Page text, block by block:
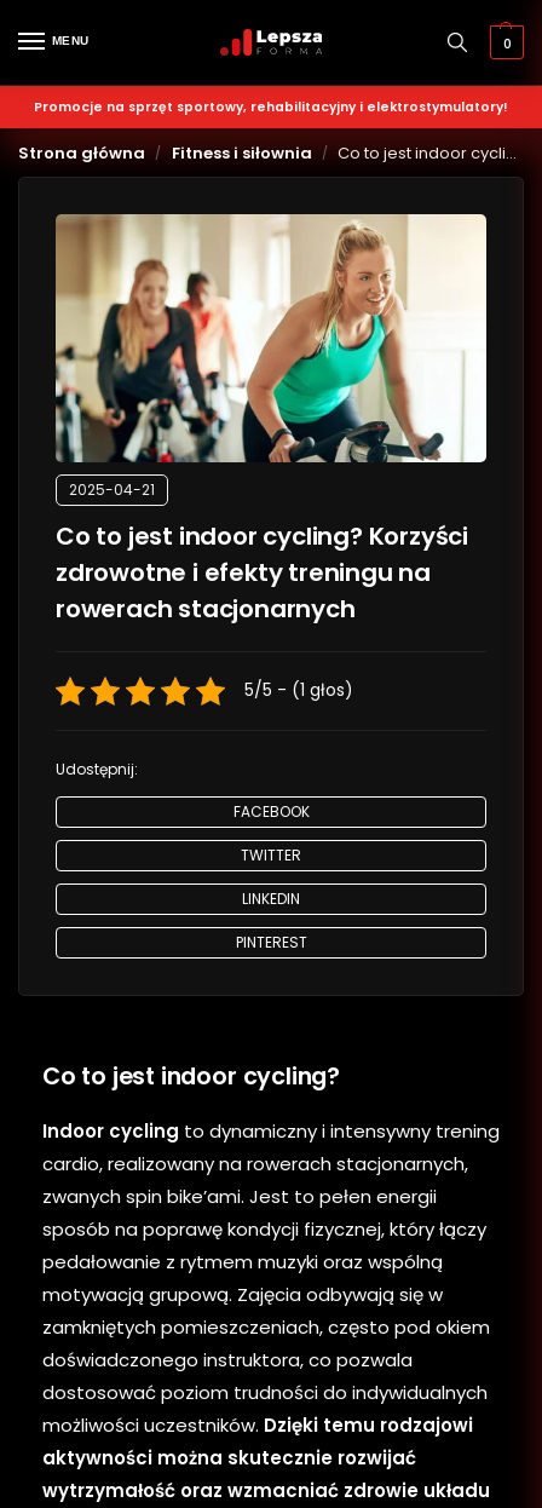
MENU 0
Promocje na sprzęt sportowy, rehabilitacyjny i elektrostymulatory!
Strona główna / Fitness i siłownia / Co to jest indoor cycling? Korzyści zdrowotne i efekty treningu na rowerach stacjonarnych
2025-04-21
Co to jest indoor cycling? Korzyści
zdrowotne i efekty treningu na
rowerach stacjonarnych
5/5 - (1 głos)
Udostępnij:
FACEBOOK
TWITTER
LINKEDIN
PINTEREST
Co to jest indoor cycling?
Indoor cycling to dynamiczny i intensywny trening
cardio, realizowany na rowerach stacjonarnych,
zwanych spin bike’ami. Jest to pełen energii
sposób na poprawę kondycji fizycznej, który łączy
pedałowanie z rytmem muzyki oraz wspólną
motywacją grupową. Zajęcia odbywają się w
zamkniętych pomieszczeniach, często pod okiem
doświadczonego instruktora, co pozwala
dostosować poziom trudności do indywidualnych
możliwości uczestników. Dzięki temu rodzajowi
aktywności można skutecznie rozwijać
wytrzymałość oraz wzmacniać zdrowie układu